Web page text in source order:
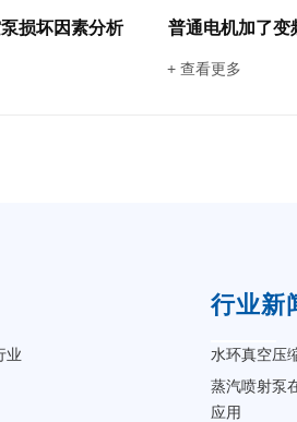
损坏因素分析 普通电机加了变
+ 查看更多
业
行业新
水环真空压
蒸汽喷射泵
应用